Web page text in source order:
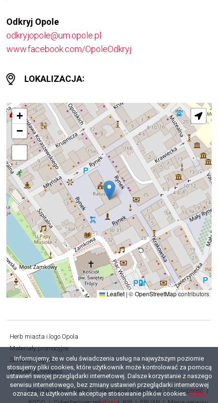
Informujemy, że w celu świadczenia usług na najwyższym poziomie
stosujemy pliki cookies, które użytkownik może kontrolować za pomocą
ustawień swojej przeglądarki internetowej. Dalsze korzystanie z naszego
serwisu internetowego, bez zmiany ustawień przeglądarki internetowej
oznacza, iż użytkownik akceptuje stosowanie plików cookies.Czytaj
Odkryj Opole
odkryjopole@um.opole.pl
Otworzy
w
oknie
www.facebook.com/OpoleOdkryj
LOKALIZACJA
+
−
Leaflet |©OpenStreetMapcontributors
Stopka
Herb miasta i logo Opola
Materiały promocyjne
Serwisy miejskie
Kontakt do redakcji
Polityka plików cookies Deklaracja dostępności
Dostępność